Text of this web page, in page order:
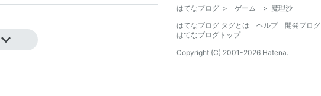
はてなブログ > ゲーム > 魔理沙
はてなブログ タグとは
ヘルプ
開発ブログ
はてなブログトップ
Copyright (C) 2001-2026 Hatena.